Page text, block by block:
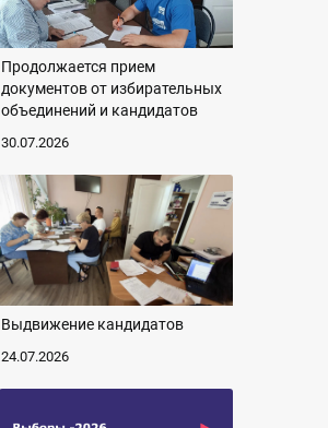
Продолжается прием
документов от избирательных
объединений и кандидатов
30.07.2026
Выдвижение кандидатов
24.07.2026